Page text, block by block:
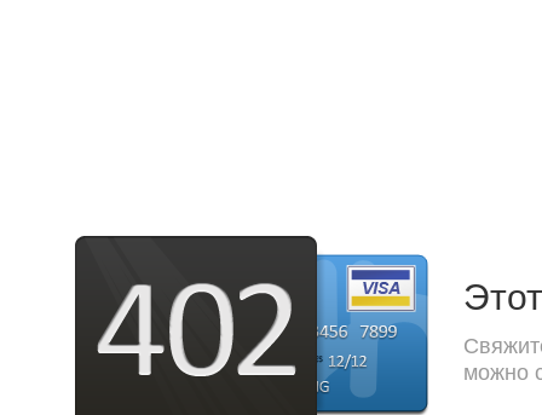
можно